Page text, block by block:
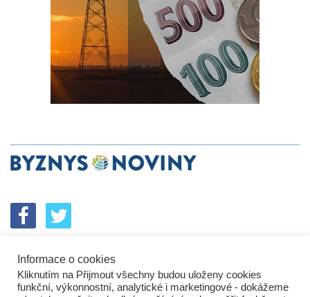
SPOLUPRÁCE PODPORA
ENERGETICKÝ SROVNÁVAČ
KORPORÁTNÍ BROUCI
PROBLÉMY FIREM
KOMUNIKAČNÍ PŘEŠLAPY
Informace o cookies
Kliknutím na Přijmout všechny budou uloženy cookies
funkční, výkonnostní, analytické i marketingové - dokážeme